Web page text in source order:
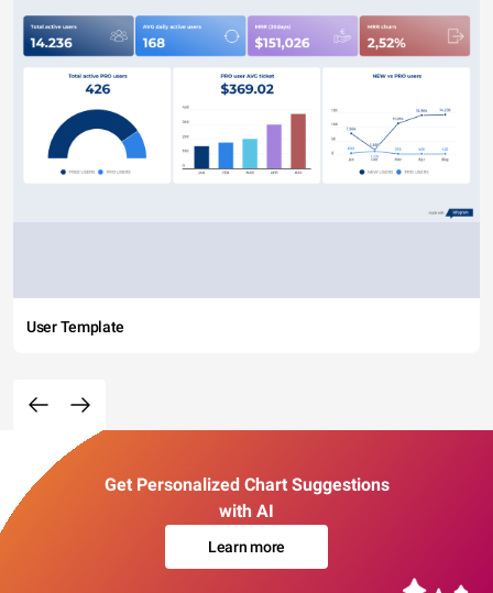
User Template
Get Personalized Chart Suggestions
with AI
Learn more